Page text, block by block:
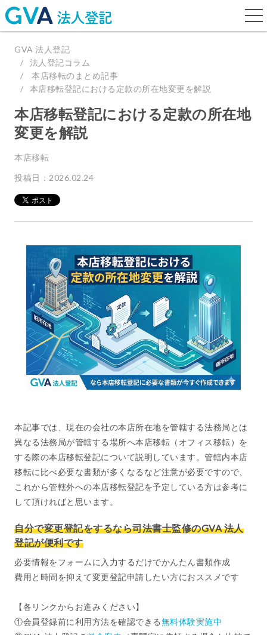
GVA 法人登記
法人登記コラム
本店移転のまとめ記事
本店移転登記における定款の所在地変更を解説
本店移転登記における定款の所在地
変更を解説
本店移転
投稿日：2026.02.24
本記事では、現在の会社の本店所在地を管轄する法務局とは
異なる法務局が管轄する場所へ本店移転（オフィス移転）を
する際の本店移転登記について説明しています。管轄内本店
移転に比べ必要な書類が多くなるなど注意が必要ですので、
これから管轄外への本店移転登記を予定している方は参考に
して頂ければと思います。
自分で変更登記をするなら司法書士監修のGVA 法人
登記が便利です
必要情報をフォームに入力するだけでかんたん書類作成
費用と時間を抑えて変更登記申請したい方におススメです
【各リンクからお進みください】
①会員登録前に利用方法を確認できる無料体験実施中